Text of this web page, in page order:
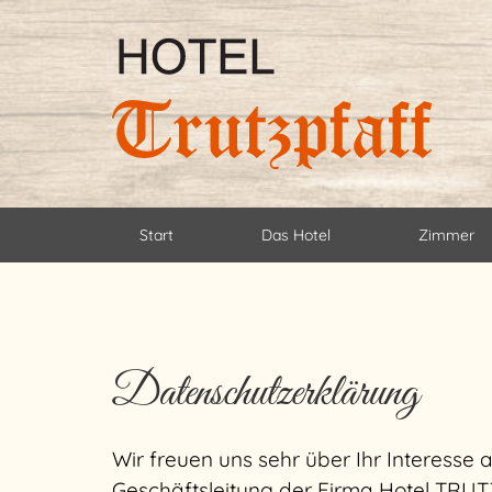
Start Das Hotel Zimmer
Datenschutzerklärung
Wir freuen uns sehr über Ihr Interesse